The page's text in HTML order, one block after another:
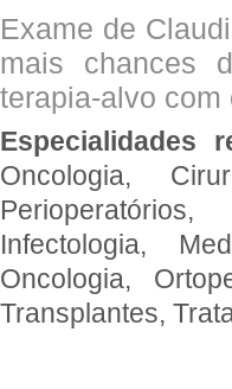
Exame de
mais chances
terapia-alvo
Especialidades
Oncologia,
Infectologia,
Oncologia,
Transplantes,